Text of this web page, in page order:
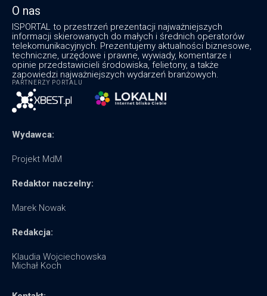
O nas
ISPORTAL to przestrzeń prezentacji najważniejszych
informacji skierowanych do małych i średnich operatorów
telekomunikacyjnych. Prezentujemy aktualności biznesowe,
techniczne, urzędowe i prawne, wywiady, komentarze i
opinie przedstawicieli środowiska, felietony, a także
zapowiedzi najważniejszych wydarzeń branżowych.
PARTNERZY PORTALU
Wydawca:
Projekt MdM
Redaktor naczelny:
Marek Nowak
Redakcja:
Klaudia Wojciechowska
Michał Koch